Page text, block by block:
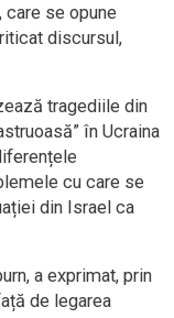
care se opune
discursul,
tragediile din
în Ucraina
cu care se
din Israel ca
a exprimat, prin
de legarea